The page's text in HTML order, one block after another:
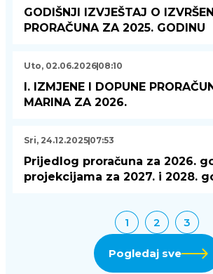
GODIŠNJI IZVJEŠTAJ O
PRORAČUNA ZA 2025. GODINU
I. IZMJENE I DOPUNE
MARINA ZA 2026.
Uto, 02.06.2026 08:10
Prijedlog proračuna za 2026.
projekcijama za 2027. i 2028.
Sri, 24.12.2025 07:53
1 2 3
Pogledaj sve